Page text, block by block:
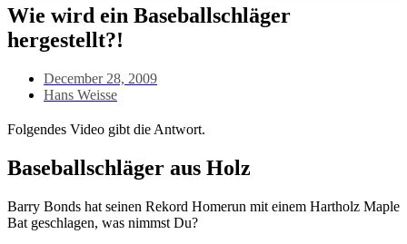
Wie wird ein Baseballschläger
hergestellt?!
December 28, 2009
Hans Weisse
Folgendes Video gibt die Antwort.
Baseballschläger aus Holz
Barry Bonds hat seinen Rekord Homerun mit einem Hartholz Maple
Bat geschlagen, was nimmst Du?